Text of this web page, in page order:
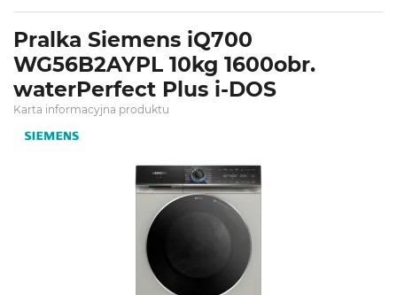
Pralka Siemens iQ700
WG56B2AYPL 10kg 1600obr.
waterPerfect Plus i-DOS
Karta informacyjna produktu